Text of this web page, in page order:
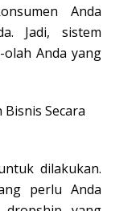
Anda
Jadi, sistem
Anda yang
dilakukan.
perlu Anda